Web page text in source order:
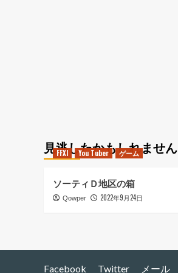
見逃したかもしれません
FFXI You Tuber ゲーム
ソーティＤ地区の箱
Qowper 2022年9月24日
Facebook Twitter メール